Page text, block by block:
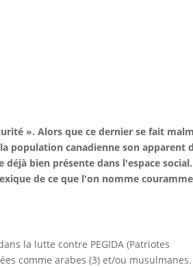
». Alors que ce dernier se fait
population canadienne son apparent
bien présente dans l'espace
de ce que l'on nomme
la lutte contre PEGIDA (Patriotes
comme arabes (3) et/ou musulmanes.